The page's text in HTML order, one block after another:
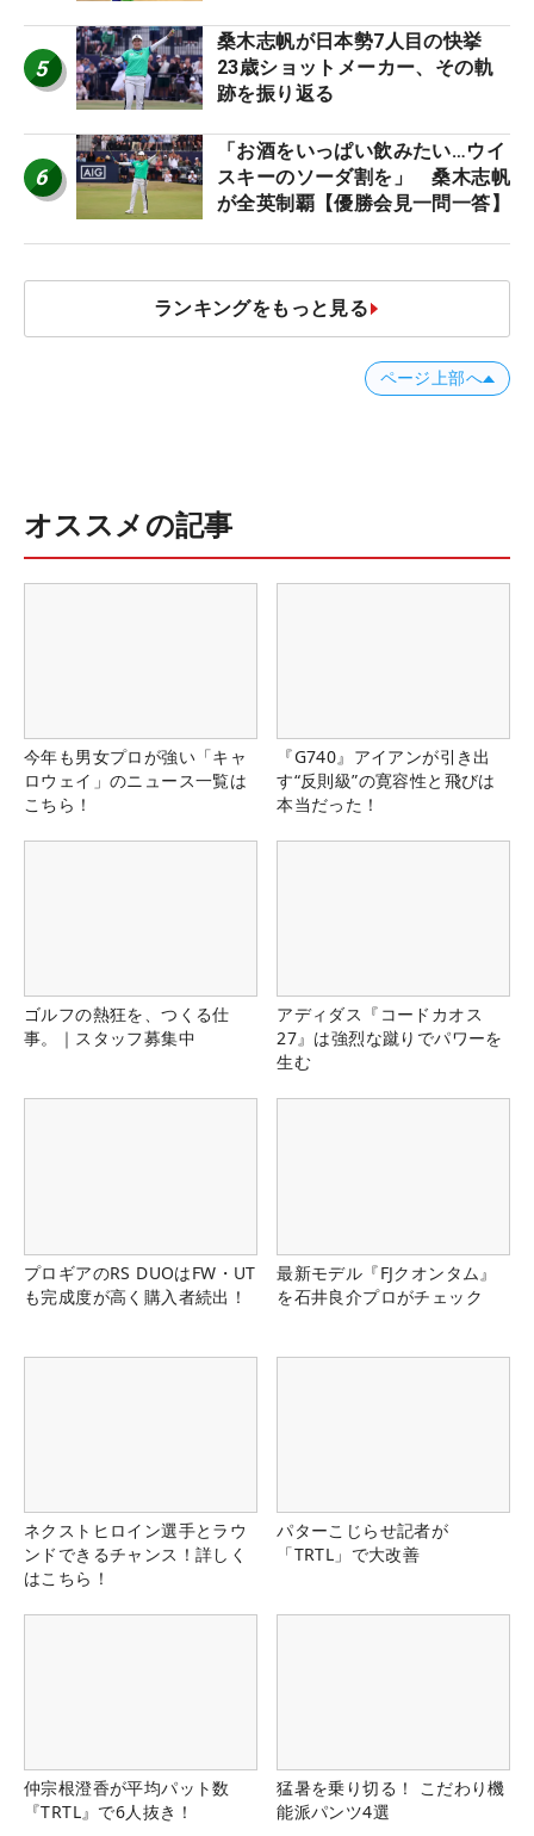
5
桑木志帆が日本勢7人目の快挙
23歳ショットメーカー、その軌
跡を振り返る
6
「お酒をいっぱい飲みたい…ウイ
スキーのソーダ割を」 桑木志帆
が全英制覇【優勝会見一問一答】
ランキングをもっと見る
ページ上部へ
オススメの記事
今年も男女プロが強い「キャ
ロウェイ」のニュース一覧は
こちら！
『G740』アイアンが引き出
す“反則級”の寛容性と飛びは
本当だった！
ゴルフの熱狂を、つくる仕
事。｜スタッフ募集中
アディダス『コードカオス
27』は強烈な蹴りでパワーを
生む
プロギアのRS DUOはFW・UT
も完成度が高く購入者続出！
最新モデル『FJクオンタム』
を石井良介プロがチェック
ネクストヒロイン選手とラウ
ンドできるチャンス！詳しく
はこちら！
パターこじらせ記者が
「TRTL」で大改善
仲宗根澄香が平均パット数
『TRTL』で6人抜き！
猛暑を乗り切る！ こだわり機
能派パンツ4選